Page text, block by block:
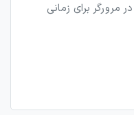
مرورگر برای زمانی